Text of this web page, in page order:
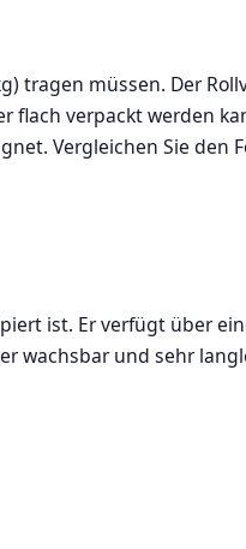
tragen müssen. Der
flach verpackt werden
Vergleichen Sie den
ist. Er verfügt über
wachsbar und sehr